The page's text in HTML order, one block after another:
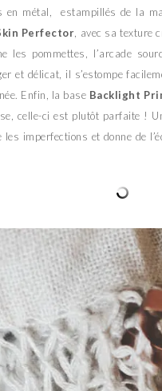
en métal, estampillés de la
Perfector , avec sa texture
les pommettes, l’arcade
et délicat, il s’estompe
Enfin, la base Backlight
celle-ci est plutôt parfaite !
les imperfections et donne de